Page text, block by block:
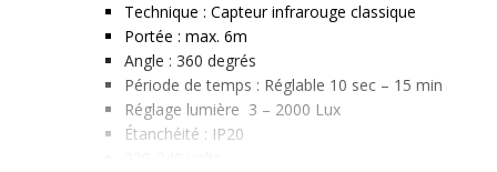
Technique : Capteur infrarouge classique
Portée : max. 6m
Angle : 360 degrés
Période de temps : Réglable 10 sec – 15 min
Réglage lumière 3 – 2000 Lux
Étanchéité : IP20